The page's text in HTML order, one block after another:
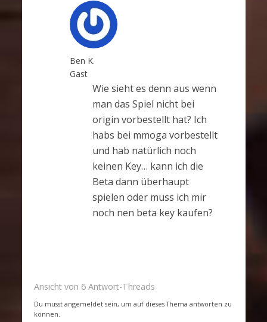
Ben K.
Gast
Wie sieht es denn aus wenn
man das Spiel nicht bei
origin vorbestellt hat? Ich
habs bei mmoga vorbestellt
und hab natürlich noch
keinen Key… kann ich die
Beta dann überhaupt
spielen oder muss ich mir
noch nen beta key kaufen?
Ansicht von 6 Antwort-Threads
Du musst angemeldet sein, um auf dieses Thema antworten zu
können.